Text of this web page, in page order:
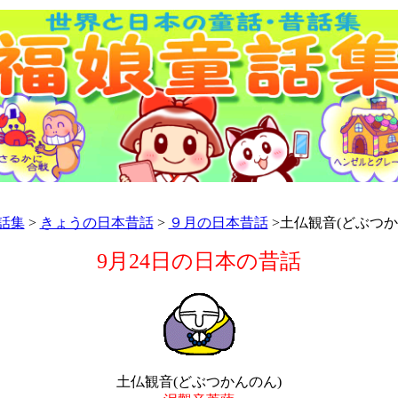
集> きょうの日本昔話> ９月の日本昔話>土仏観音(どぶつ
9月24日の日本の昔話
土仏観音(どぶつかんのん)